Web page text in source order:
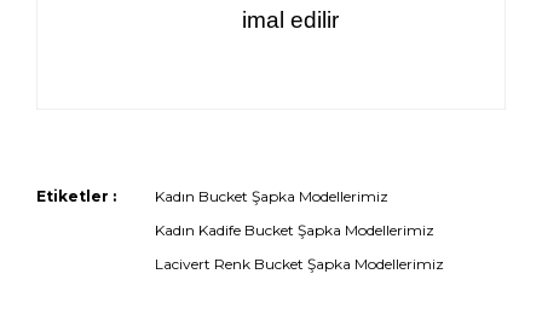
imal edilir
Etiketler :
Kadın Bucket Şapka Modellerimiz
Kadın Kadife Bucket Şapka Modellerimiz
Lacivert Renk Bucket Şapka Modellerimiz